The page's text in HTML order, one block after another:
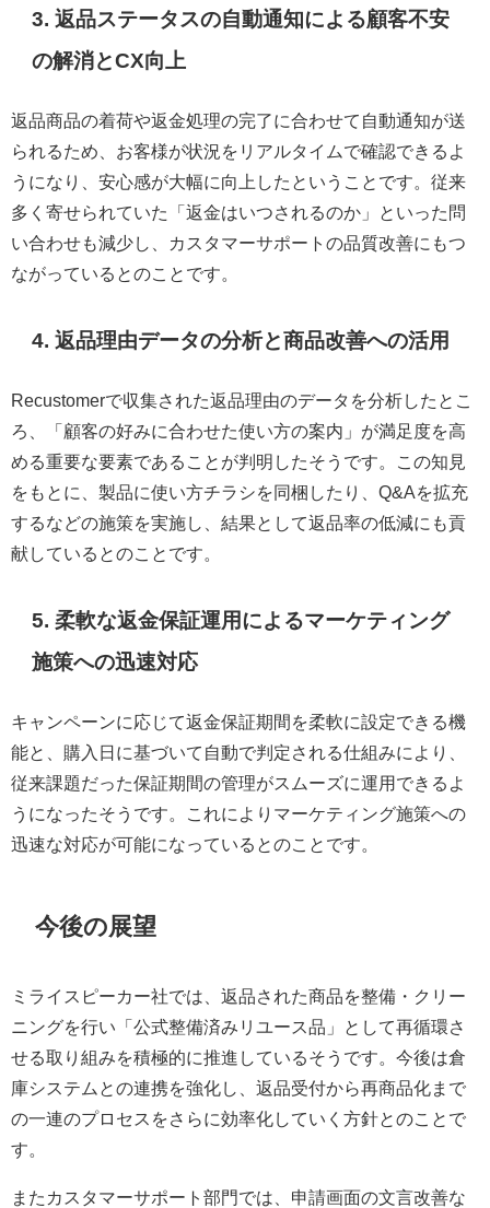
3. 返品ステータスの自動通知による顧客不安
の解消とCX向上
返品商品の着荷や返金処理の完了に合わせて自動通知が送
られるため、お客様が状況をリアルタイムで確認できるよ
うになり、安心感が大幅に向上したということです。従来
多く寄せられていた「返金はいつされるのか」といった問
い合わせも減少し、カスタマーサポートの品質改善にもつ
ながっているとのことです。
4. 返品理由データの分析と商品改善への活用
Recustomerで収集された返品理由のデータを分析したとこ
ろ、「顧客の好みに合わせた使い方の案内」が満足度を高
める重要な要素であることが判明したそうです。この知見
をもとに、製品に使い方チラシを同梱したり、Q&Aを拡充
するなどの施策を実施し、結果として返品率の低減にも貢
献しているとのことです。
5. 柔軟な返金保証運用によるマーケティング
施策への迅速対応
キャンペーンに応じて返金保証期間を柔軟に設定できる機
能と、購入日に基づいて自動で判定される仕組みにより、
従来課題だった保証期間の管理がスムーズに運用できるよ
うになったそうです。これによりマーケティング施策への
迅速な対応が可能になっているとのことです。
今後の展望
ミライスピーカー社では、返品された商品を整備・クリー
ニングを行い「公式整備済みリユース品」として再循環さ
せる取り組みを積極的に推進しているそうです。今後は倉
庫システムとの連携を強化し、返品受付から再商品化まで
の一連のプロセスをさらに効率化していく方針とのことで
す。
またカスタマーサポート部門では、申請画面の文言改善な